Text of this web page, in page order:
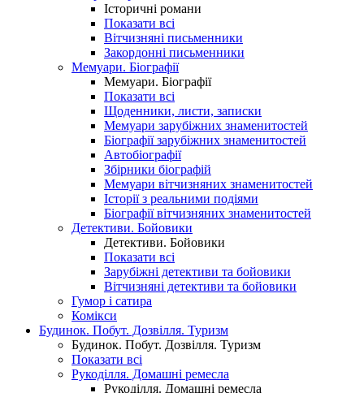
Історичні романи
Показати всі
Вітчизняні письменники
Закордонні письменники
Мемуари. Біографії
Мемуари. Біографії
Показати всі
Щоденники, листи, записки
Мемуари зарубіжних знаменитостей
Біографії зарубіжних знаменитостей
Автобіографії
Збірники біографій
Мемуари вітчизняних знаменитостей
Історії з реальними подіями
Біографії вітчизняних знаменитостей
Детективи. Бойовики
Детективи. Бойовики
Показати всі
Зарубіжні детективи та бойовики
Вітчизняні детективи та бойовики
Гумор і сатира
Комікси
Будинок. Побут. Дозвілля. Туризм
Будинок. Побут. Дозвілля. Туризм
Показати всі
Рукоділля. Домашні ремесла
Рукоділля. Домашні ремесла